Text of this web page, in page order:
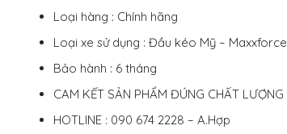
Loại hàng : Chính hãng
Loại xe sử dụng : Đầu kéo Mỹ – Maxxforce
Bảo hành : 6 tháng
CAM KẾT SẢN PHẨM ĐÚNG CHẤT LƯỢNG
HOTLINE : 090 674 2228 – A.Hợp